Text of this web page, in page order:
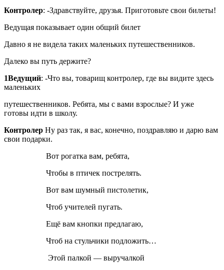
Контролер: -Здравствуйте, друзья. Приготовьте свои билеты!
Ведущая показывает один общий билет
Давно я не видела таких маленьких путешественников.
Далеко вы путь держите?
1Ведущий: -Что вы, товарищ контролер, где вы видите здесь
маленьких
путешественников. Ребята, мы с вами взрослые? И уже
готовы идти в школу.
Контролер Ну раз так, я вас, конечно, поздравляю и дарю вам
свои подарки.
Вот рогатка вам, ребята,
Чтобы в птичек пострелять.
Вот вам шумный пистолетик,
Чтоб учителей пугать.
Ещё вам кнопки предлагаю,
Чтоб на стульчики подложить…
Этой палкой — выручалкой